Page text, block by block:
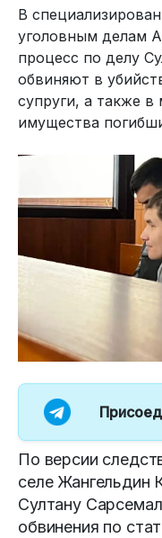
В
уголовным делам
процесс по делу
обвиняют в
супруги, а также
имущества
По версии
селе Жангельдин
Султану
обвинения по